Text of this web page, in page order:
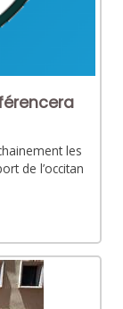
les
de l’occitan